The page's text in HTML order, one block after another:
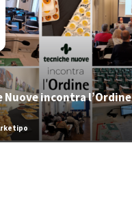
Nuove incontra l’Ordine